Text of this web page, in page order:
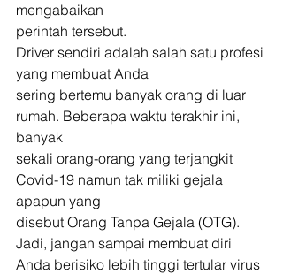
mengabaikan
perintah tersebut.
Driver sendiri adalah salah satu profesi
yang membuat Anda
sering bertemu banyak orang di luar
rumah. Beberapa waktu terakhir ini,
banyak
sekali orang-orang yang terjangkit
Covid-19 namun tak miliki gejala
apapun yang
disebut Orang Tanpa Gejala (OTG).
Jadi, jangan sampai membuat diri
Anda berisiko lebih tinggi tertular virus